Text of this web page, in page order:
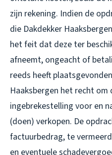
zijn rekening. Indien de
die Dakdekker
het feit dat deze ter
afneemt, ongeacht of
reeds heeft
Haaksbergen het recht om
ingebrekestelling voor en
(doen) verkopen. De
factuurbedrag, te
en eventuele